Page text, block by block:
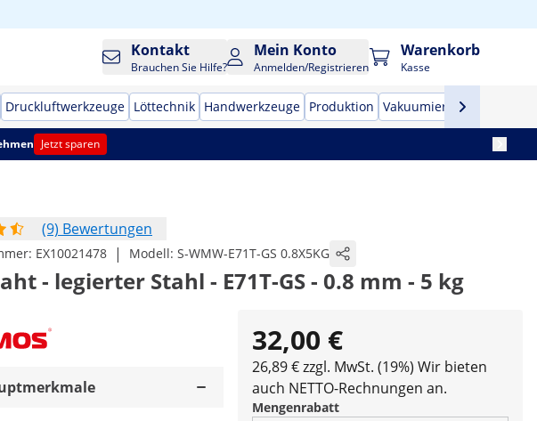
Kontakt
Brauchen Sie Hilfe?
Mein Konto
Anmelden/Registrieren
Warenkorb
Kasse
Druckluftwerkzeuge Löttechnik Handwerkzeuge Produktion Vakuumierer
Jetzt sparen
(9) Bewertungen
EX10021478 | Modell: S-WMW-E71T-GS 0.8X5KG
- legierter Stahl - E71T-GS - 0.8 mm - 5 kg
32,00 €
26,89 € zzgl. MwSt. (19%) Wir bieten
auch NETTO-Rechnungen an.
Mengenrabatt